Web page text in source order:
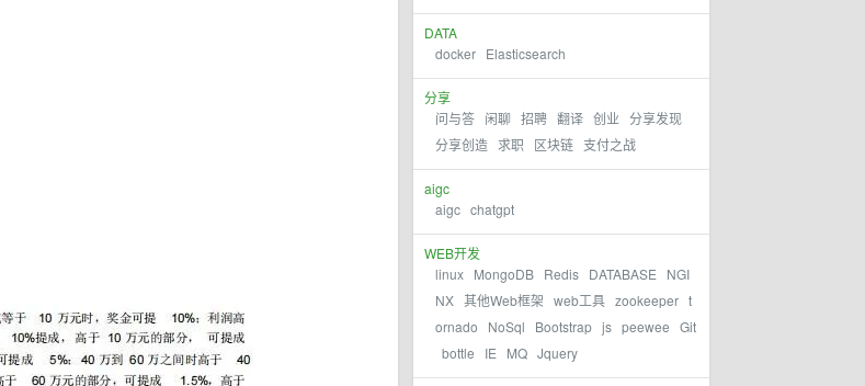
DATA
docker Elasticsearch
分享
问与答 闲聊 招聘 翻译 创业 分享发现
分享创造 求职 区块链 支付之战
aigc
aigc chatgpt
WEB开发
linux MongoDB Redis DATABASE
NGI
NX 其他Web框架 web工具 zookeeper t
ornado
NoSql Bootstrap js peewee Git
bottle
IE MQ Jquery